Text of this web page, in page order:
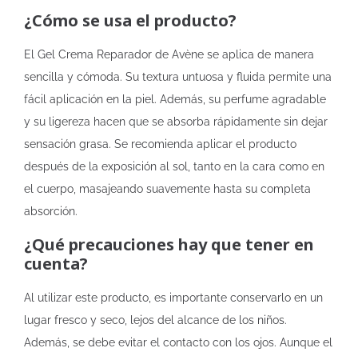
¿Cómo se usa el producto?
El Gel Crema Reparador de Avène se aplica de manera
sencilla y cómoda. Su textura untuosa y fluida permite una
fácil aplicación en la piel. Además, su perfume agradable
y su ligereza hacen que se absorba rápidamente sin dejar
sensación grasa. Se recomienda aplicar el producto
después de la exposición al sol, tanto en la cara como en
el cuerpo, masajeando suavemente hasta su completa
absorción.
¿Qué precauciones hay que tener en
cuenta?
Al utilizar este producto, es importante conservarlo en un
lugar fresco y seco, lejos del alcance de los niños.
Además, se debe evitar el contacto con los ojos. Aunque el